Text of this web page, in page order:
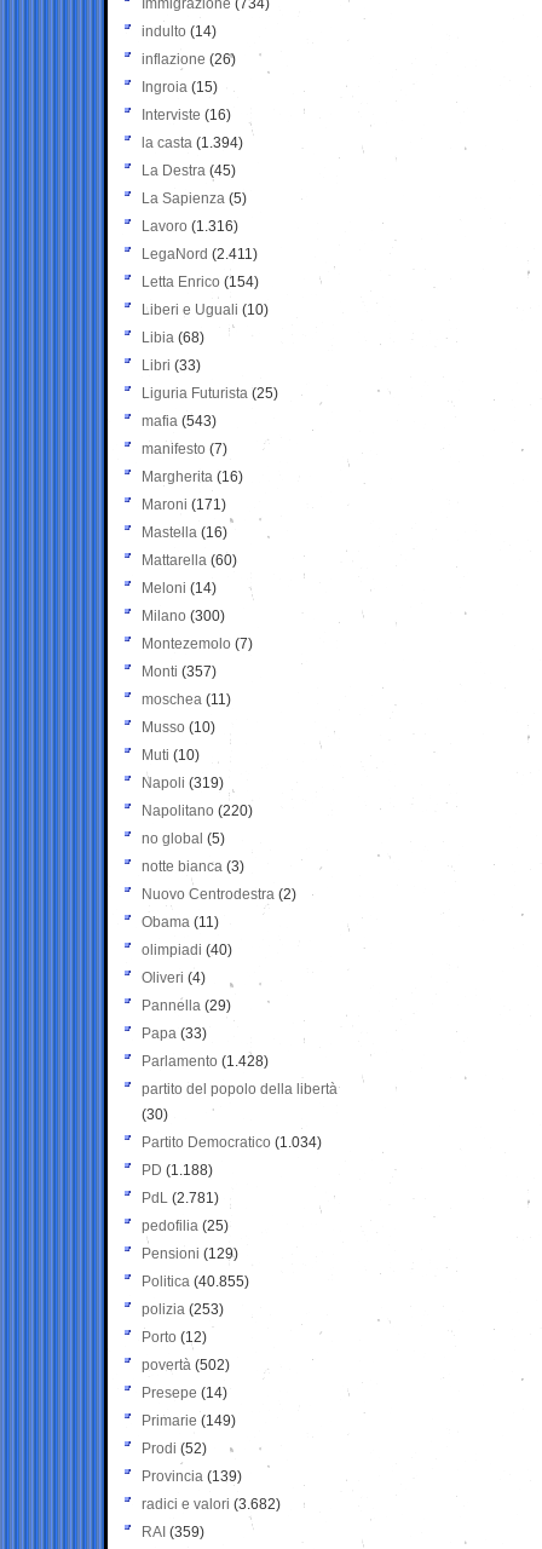
Immigrazione (734)
indulto (14)
inflazione (26)
Ingroia (15)
Interviste (16)
la casta (1.394)
La Destra (45)
La Sapienza (5)
Lavoro (1.316)
LegaNord (2.411)
Letta Enrico (154)
Liberi e Uguali (10)
Libia (68)
Libri (33)
Liguria Futurista (25)
mafia (543)
manifesto (7)
Margherita (16)
Maroni (171)
Mastella (16)
Mattarella (60)
Meloni (14)
Milano (300)
Montezemolo (7)
Monti (357)
moschea (11)
Musso (10)
Muti (10)
Napoli (319)
Napolitano (220)
no global (5)
notte bianca (3)
Nuovo Centrodestra (2)
Obama (11)
olimpiadi (40)
Oliveri (4)
Pannella (29)
Papa (33)
Parlamento (1.428)
partito del popolo della libertà
(30)
Partito Democratico (1.034)
PD (1.188)
PdL (2.781)
pedofilia (25)
Pensioni (129)
Politica (40.855)
polizia (253)
Porto (12)
povertà (502)
Presepe (14)
Primarie (149)
Prodi (52)
Provincia (139)
radici e valori (3.682)
RAI (359)